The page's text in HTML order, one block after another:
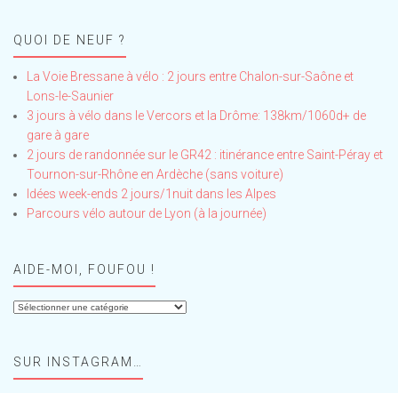
QUOI DE NEUF ?
La Voie Bressane à vélo : 2 jours entre Chalon-sur-Saône et
Lons-le-Saunier
3 jours à vélo dans le Vercors et la Drôme: 138km/1060d+ de
gare à gare
2 jours de randonnée sur le GR42 : itinérance entre Saint-Péray et
Tournon-sur-Rhône en Ardèche (sans voiture)
Idées week-ends 2 jours/1nuit dans les Alpes
Parcours vélo autour de Lyon (à la journée)
AIDE-MOI, FOUFOU !
Aide-
!SUR INSTAGRAM…